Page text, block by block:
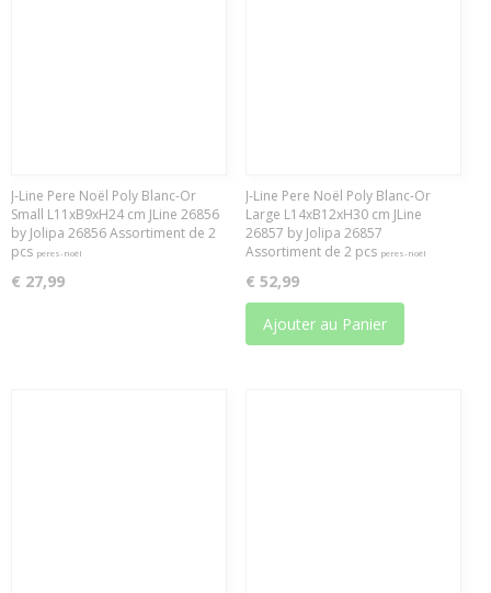
J-Line Pere Noël Poly Blanc-Or
Small L11xB9xH24 cm JLine 26856
by Jolipa 26856 Assortiment de 2
pcs peres-noël
€ 27,99
J-Line Pere Noël Poly Blanc-Or
Large L14xB12xH30 cm JLine
26857 by Jolipa 26857
Assortiment de 2 pcs peres-noël
€ 52,99
Ajouter au Panier